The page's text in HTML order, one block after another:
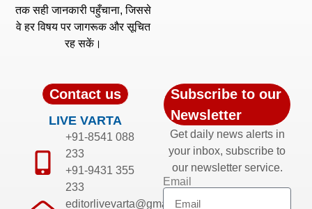
तक सही जानकारी पहुँचाना, जिससे
वे हर विषय पर जागरूक और सूचित
रह सकें।
Contact us
LIVE VARTA
+91-8541 088
233
+91-9431 355
233
editorlivevarta@gmail.com
Subscribe to our
Newsletter
Get daily news alerts in
your inbox, subscribe to
our newsletter service.
Email